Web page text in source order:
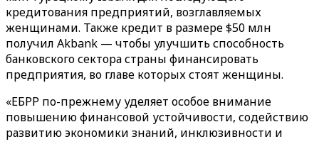
кредитования предприятий, возглавляемых
женщинами. Также кредит в размере $50 млн
получил Akbank — чтобы улучшить способность
банковского сектора страны финансировать
предприятия, во главе которых стоят женщины.
«ЕБРР по-прежнему уделяет особое внимание
повышению финансовой устойчивости, содействию
развитию экономики знаний, инклюзивности и